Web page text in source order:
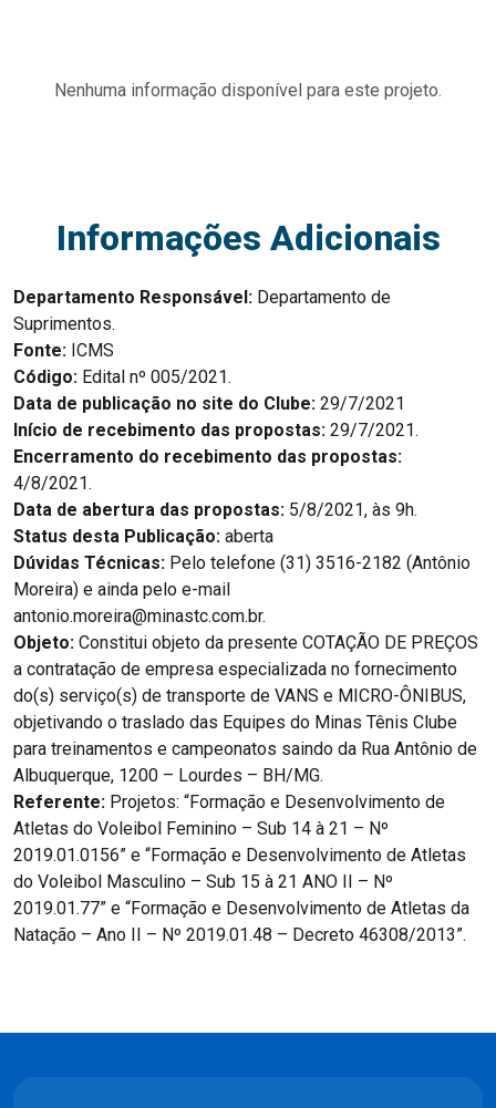
Nenhuma informação disponível para este projeto.
Informações Adicionais
Departamento Responsável: Departamento de
Suprimentos.
Fonte: ICMS
Código: Edital nº 005/2021.
Data de publicação no site do Clube: 29/7/2021
Início de recebimento das propostas: 29/7/2021.
Encerramento do recebimento das propostas:
4/8/2021.
Data de abertura das propostas: 5/8/2021, às 9h.
Status desta Publicação: aberta
Dúvidas Técnicas: Pelo telefone (31) 3516-2182 (Antônio
Moreira) e ainda pelo e-mail
antonio.moreira@minastc.com.br.
Objeto: Constitui objeto da presente COTAÇÃO DE PREÇOS
a contratação de empresa especializada no fornecimento
do(s) serviço(s) de transporte de VANS e MICRO-ÔNIBUS,
objetivando o traslado das Equipes do Minas Tênis Clube
para treinamentos e campeonatos saindo da Rua Antônio de
Albuquerque, 1200 – Lourdes – BH/MG.
Referente: Projetos: “Formação e Desenvolvimento de
Atletas do Voleibol Feminino – Sub 14 à 21 – Nº
2019.01.0156” e “Formação e Desenvolvimento de Atletas
do Voleibol Masculino – Sub 15 à 21 ANO II – Nº
2019.01.77” e “Formação e Desenvolvimento de Atletas da
Natação – Ano II – Nº 2019.01.48 – Decreto 46308/2013”.